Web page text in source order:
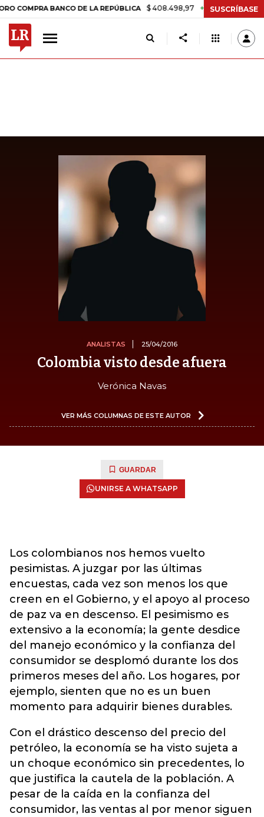
BANCO DE LA REPÚBLICA $ 408.498,97 +$ 8.753,81 +2,19%
SUSCRÍBASE
ANALISTAS 25/04/2016
Colombia visto desde afuera
Verónica Navas
VER MÁS COLUMNAS DE ESTE AUTOR
GUARDAR
UNIRSE A WHATSAPP
Los colombianos nos hemos vuelto
pesimistas. A juzgar por las últimas
encuestas, cada vez son menos los que
creen en el Gobierno, y el apoyo al proceso
de paz va en descenso. El pesimismo es
extensivo a la economía; la gente desdice
del manejo económico y la confianza del
consumidor se desplomó durante los dos
primeros meses del año. Los hogares, por
ejemplo, sienten que no es un buen
momento para adquirir bienes durables.
Con el drástico descenso del precio del
petróleo, la economía se ha visto sujeta a
un choque económico sin precedentes, lo
que justifica la cautela de la población. A
pesar de la caída en la confianza del
consumidor, las ventas al por menor siguen